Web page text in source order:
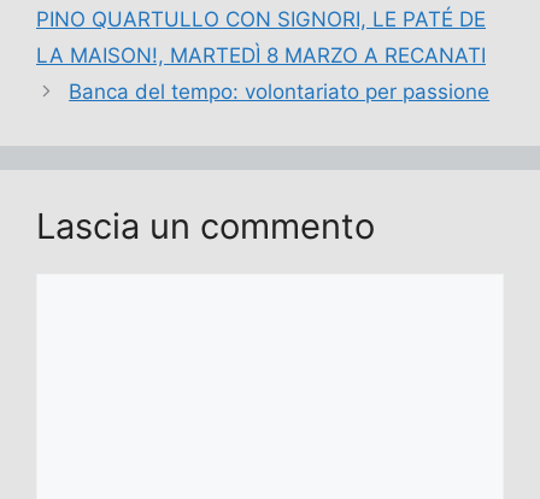
PINO QUARTULLO CON SIGNORI, LE PATÉ DE
LA MAISON!, MARTEDÌ 8 MARZO A RECANATI
Banca del tempo: volontariato per passione
Lascia un commento